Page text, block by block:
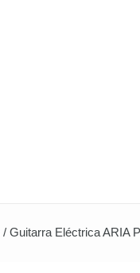
/ Guitarra Eléctrica ARIA